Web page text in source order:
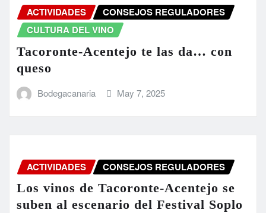
ACTIVIDADES
CONSEJOS REGULADORES
CULTURA DEL VINO
Tacoronte-Acentejo te las da… con
queso
Bodegacanaria May 7, 2025
ACTIVIDADES CONSEJOS REGULADORES
Los vinos de Tacoronte-Acentejo se
suben al escenario del Festival Soplo